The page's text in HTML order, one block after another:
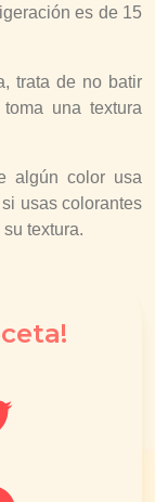
es de 15
trata de no batir
una textura
algún color usa
usas colorantes
textura.